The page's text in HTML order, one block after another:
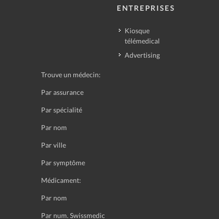
ENTREPRISES
Kiosque
télémedical
Advertising
Trouve un médecin:
Par assurance
Par spécialité
Par nom
Par ville
Par symptôme
Médicament:
Par nom
Par num. Swissmedic